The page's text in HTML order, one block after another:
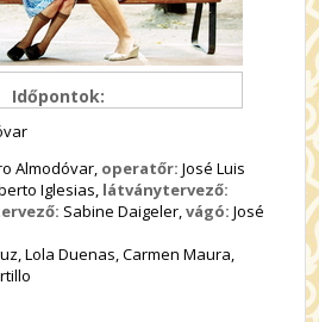
Időpontok:
Almodóvar, operatőr: José Luis
Iglesias, látványtervező:
Sabine Daigeler,vágó: José
Lola Duenas, Carmen Maura,